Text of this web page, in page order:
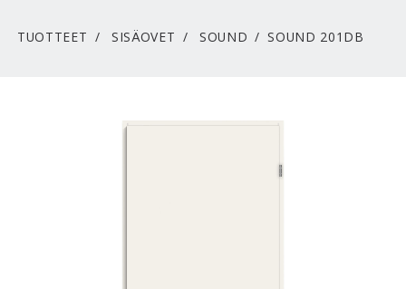
TUOTTEET SISÄOVET SOUND SOUND 201DB